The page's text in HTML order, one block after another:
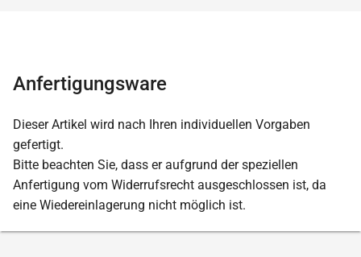
Anfertigungsware
Dieser Artikel wird nach Ihren individuellen Vorgaben
gefertigt.
Bitte beachten Sie, dass er aufgrund der speziellen
Anfertigung vom Widerrufsrecht ausgeschlossen ist, da
eine Wiedereinlagerung nicht möglich ist.